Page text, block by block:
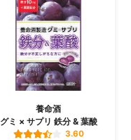
養命酒
グミ × サプリ 鉄分 & 葉酸
3.60